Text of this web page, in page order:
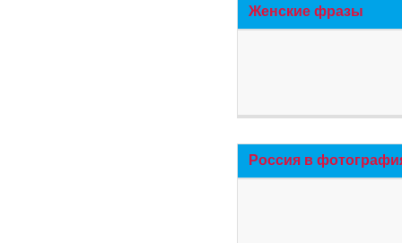
Женские фразы
Россия в